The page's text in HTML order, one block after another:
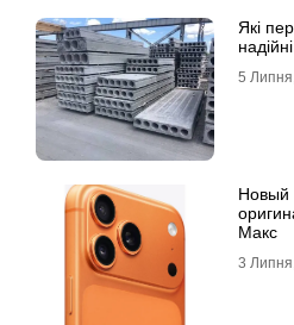
Які
5
Новый
Макс
3